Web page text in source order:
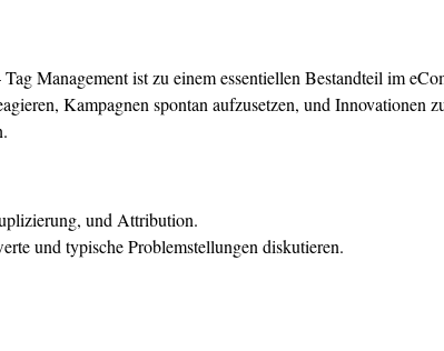
Management ist zu einem essentiellen Bestandteil im
Kampagnen spontan aufzusetzen, und
und Attribution.
und typische Problemstellungen diskutieren.